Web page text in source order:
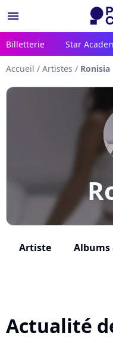
menu
Billetterie Star
Accueil / Artistes / Ronisia
Artiste Albums
Actualité